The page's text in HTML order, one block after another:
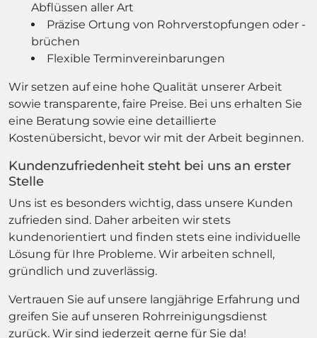
Abflüssen aller Art
Präzise Ortung von Rohrverstopfungen oder -
brüchen
Flexible Terminvereinbarungen
Wir setzen auf eine hohe Qualität unserer Arbeit
sowie transparente, faire Preise. Bei uns erhalten Sie
eine Beratung sowie eine detaillierte
Kostenübersicht, bevor wir mit der Arbeit beginnen.
Kundenzufriedenheit steht bei uns an erster
Stelle
Uns ist es besonders wichtig, dass unsere Kunden
zufrieden sind. Daher arbeiten wir stets
kundenorientiert und finden stets eine individuelle
Lösung für Ihre Probleme. Wir arbeiten schnell,
gründlich und zuverlässig.
Vertrauen Sie auf unsere langjährige Erfahrung und
greifen Sie auf unseren Rohrreinigungsdienst
zurück. Wir sind jederzeit gerne für Sie da!